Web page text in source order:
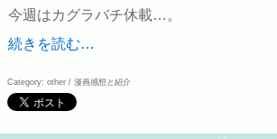
今週はカグラバチ休載…。
続きを読む…
Category: other / 漫画感想と紹介